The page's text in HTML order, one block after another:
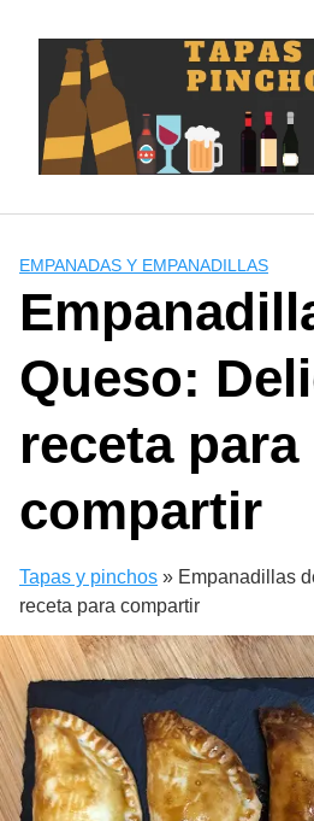
contenido
EMPANADAS Y EMPANADILLAS
Queso:
receta para
compartir
Tapas y pinchos » Empanadillas
receta para compartir